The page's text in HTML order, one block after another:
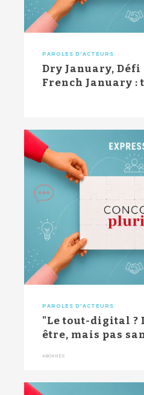
PAROLES D'ACTEURS
Dry January,
French January :
PAROLES D'ACTEURS
"Le tout-digital ?
être, mais pas
ABONNÉS